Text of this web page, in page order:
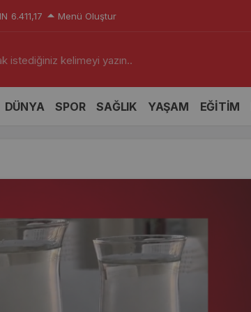
6.411,17 Menü Oluştur
istediğiniz kelimeyi yazın..
DÜNYA SPOR SAĞLIK YAŞAM EĞİTİM